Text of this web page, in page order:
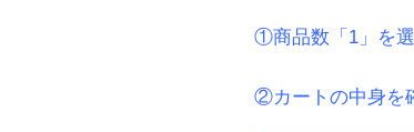
①商品数「1」を選
②カートの中身を